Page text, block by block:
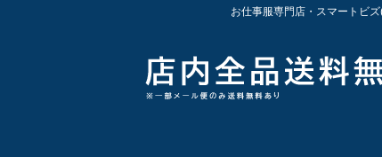
お仕事服専門店・スマートビ